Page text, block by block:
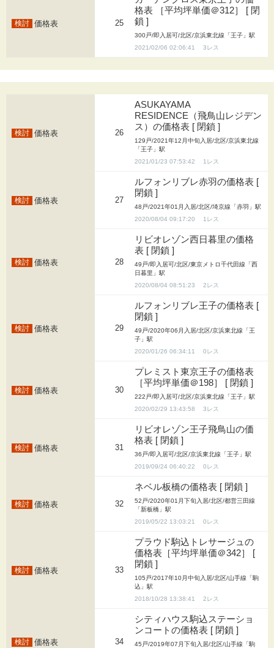
価格表 25
格表 ［平均坪単価＠312］ [ 閉
鎖 ]
300戸/即入居可/北区/京浜東北線「王子」駅
2021/02/06 02:06:41
3
価格表 26
ASUKAYAMA
RESIDENCE（飛鳥山レジデン
ス）の価格表 [ 閉鎖 ]
129戸/2021年12月中旬入居/北区/京浜東北線
「王子」駅
2021/01/23 07:53:42
1
価格表 27
ルフォンリブレ赤羽の価格表 [
閉鎖 ]
48戸/2021年01月入居/北区/埼京線「赤羽」駅
2020/08/04 09:17:20
1
価格表 28
リビオレゾン西日暮里の価格
表 [ 閉鎖 ]
49戸/即入居可/北区/東京メトロ千代田線「西
日暮里」駅
2020/08/04 08:51:23
2
価格表 29
ルフォンリブレ王子の価格表 [
閉鎖 ]
49戸/2020年06月入居/北区/京浜東北線「王
子」駅
2020/01/26 06:34:11
0
価格表 30
プレミスト東京王子の価格表
［平均坪単価＠198］ [ 閉鎖 ]
222戸/即入居可/北区/京浜東北線「王子」駅
2020/02/29 13:43:58
3
価格表 31
リビオレゾン王子飛鳥山の価
格表 [ 閉鎖 ]
36戸/即入居可/北区/京浜東北線「王子」駅
2019/09/24 06:40:22
0
価格表 32
ネベル板橋の価格表 [ 閉鎖 ]
52戸/2020年01月下旬入居/北区/都営三田線
「新板橋」駅
2019/05/22 13:03:21
0
価格表 33
プラウド駒込トレサージュの
価格表［平均坪単価＠342］ [
閉鎖 ]
105戸/2017年10月中旬入居/北区/山手線「駒
込」駅
2018/10/28 13:38:41
2
価格表 34
シティハウス駒込ステーショ
ンコートの価格表 [ 閉鎖 ]
45戸/2019年07月下旬入居/北区/山手線「駒